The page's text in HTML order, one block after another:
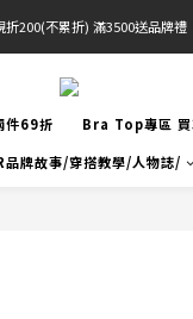
定! 滿千免運(僅限台灣本島)
折200(不累折) 滿3500送品牌禮
專區買三送一 | 指定專區買一送一
定! 滿千免運(僅限台灣本島)
件69折 Bra Top專區
牌故事/穿搭教學/人物誌/